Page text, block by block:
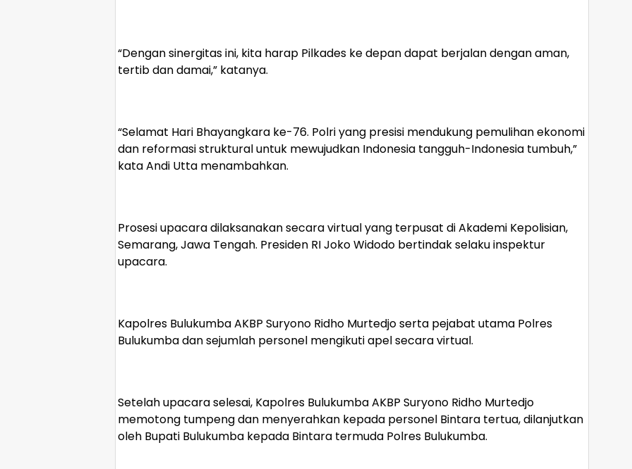
“Dengan sinergitas ini, kita harap Pilkades ke depan dapat berjalan dengan aman,
tertib dan damai,” katanya.
“Selamat Hari Bhayangkara ke-76. Polri yang presisi mendukung pemulihan ekonomi
dan reformasi struktural untuk mewujudkan Indonesia tangguh-Indonesia tumbuh,”
kata Andi Utta menambahkan.
Prosesi upacara dilaksanakan secara virtual yang terpusat di Akademi Kepolisian,
Semarang, Jawa Tengah. Presiden RI Joko Widodo bertindak selaku inspektur
upacara.
Kapolres Bulukumba AKBP Suryono Ridho Murtedjo serta pejabat utama Polres
Bulukumba dan sejumlah personel mengikuti apel secara virtual.
Setelah upacara selesai, Kapolres Bulukumba AKBP Suryono Ridho Murtedjo
memotong tumpeng dan menyerahkan kepada personel Bintara tertua, dilanjutkan
oleh Bupati Bulukumba kepada Bintara termuda Polres Bulukumba.